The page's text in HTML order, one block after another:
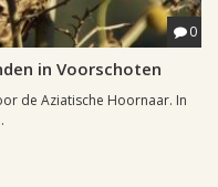
0
in Voorschoten
de Aziatische Hoornaar. In